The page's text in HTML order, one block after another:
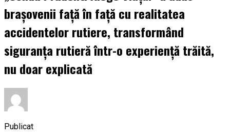
brașovenii față în față cu realitatea
accidentelor rutiere, transformând
siguranța rutieră într-o experiență trăită,
nu doar explicată
Publicat